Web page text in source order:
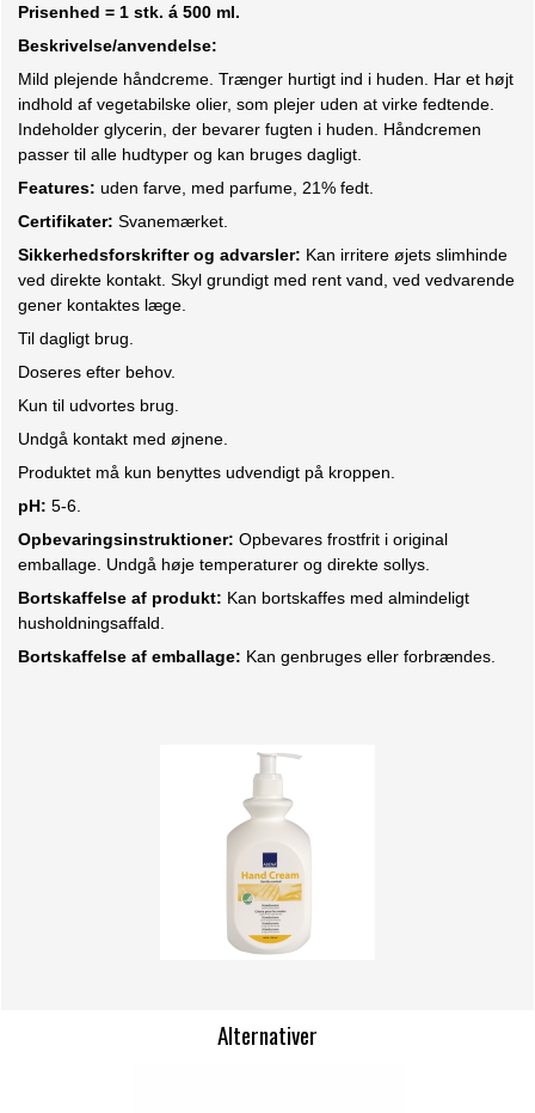
Prisenhed = 1 stk. á 500 ml.
Beskrivelse/anvendelse:
Mild plejende håndcreme. Trænger hurtigt ind i huden. Har et højt
indhold af vegetabilske olier, som plejer uden at virke fedtende.
Indeholder glycerin, der bevarer fugten i huden. Håndcremen
passer til alle hudtyper og kan bruges dagligt.
Features: uden farve, med parfume, 21% fedt.
Certifikater: Svanemærket.
Sikkerhedsforskrifter og advarsler: Kan irritere øjets slimhinde
ved direkte kontakt. Skyl grundigt med rent vand, ved vedvarende
gener kontaktes læge.
Til dagligt brug.
Doseres efter behov.
Kun til udvortes brug.
Undgå kontakt med øjnene.
Produktet må kun benyttes udvendigt på kroppen.
pH: 5-6.
Opbevaringsinstruktioner: Opbevares frostfrit i original
emballage. Undgå høje temperaturer og direkte sollys.
Bortskaffelse af produkt: Kan bortskaffes med almindeligt
husholdningsaffald.
Bortskaffelse af emballage: Kan genbruges eller forbrændes.
Alternativer